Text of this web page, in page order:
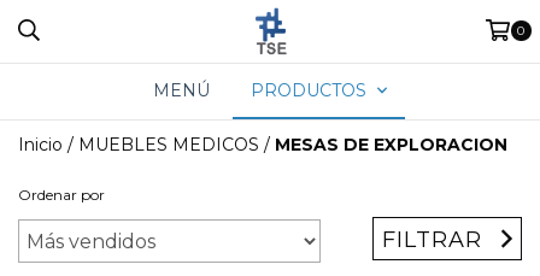
0
MENÚ PRODUCTOS
Inicio / MUEBLES MEDICOS / MESAS DE EXPLORACION
Ordenar por
FILTRAR